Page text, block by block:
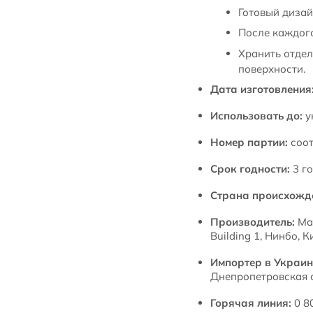
Готовый
После
Хранить
поверхности.
Дата
Использовать до:
Номер партии:
Срок годности: 3
Страна
Производитель:
Building 1, Нинбо,
Импортер в
Днепропетровская
Горячая линия: 0